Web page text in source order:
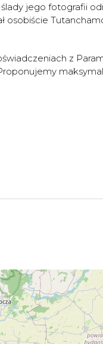
ślady jego fotografii
osobiście
z